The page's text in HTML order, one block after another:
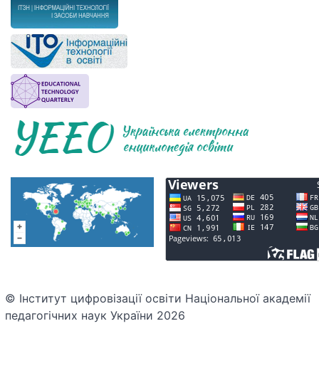
© Інститут цифровізації освіти Національної академії
педагогічних наук України 2026